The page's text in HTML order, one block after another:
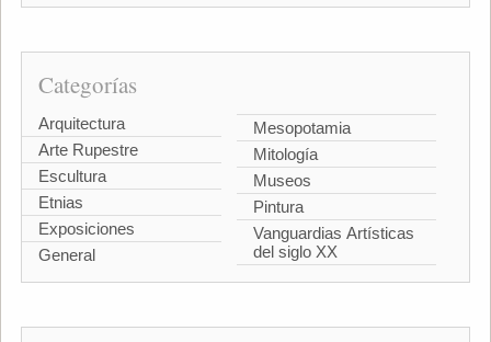
Categorías
Arquitectura
Arte Rupestre
Escultura
Etnias
Exposiciones
General
Mesopotamia
Mitología
Museos
Pintura
Vanguardias Artísticas
del siglo XX